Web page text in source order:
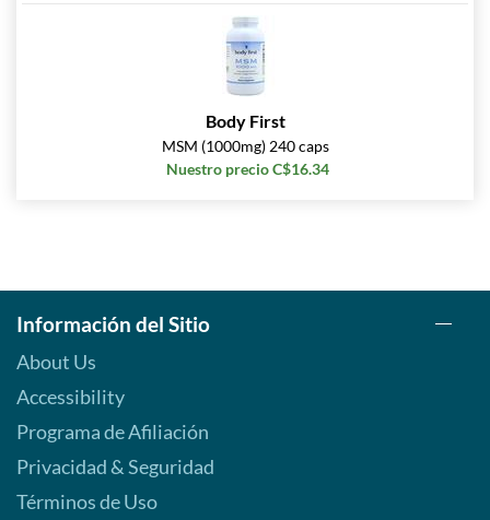
Body First
MSM (1000mg) 240 caps
Nuestro precio C$16.34
Información del Sitio
About Us
Accessibility
Programa de Afiliación
Privacidad & Seguridad
Términos de Uso